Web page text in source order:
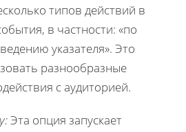
типов действий в
в частности: «по
указателя». Это
разнообразные
с аудиторией.
Эта опция запускает